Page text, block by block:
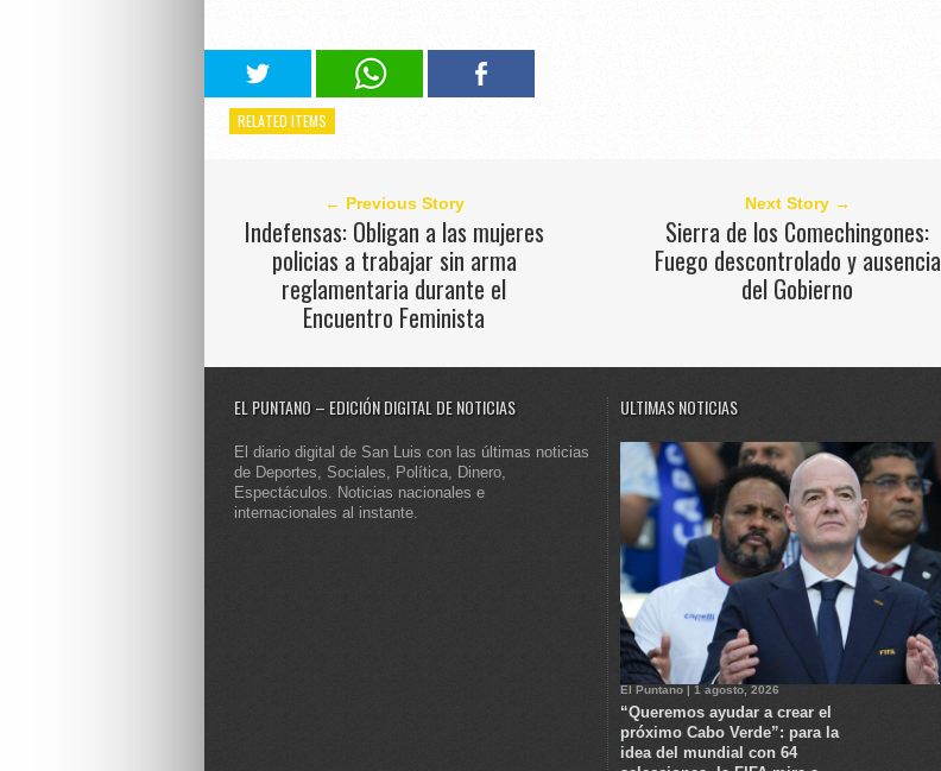
RELATED ITEMS
← Previous Story
Indefensas: Obligan a las mujeres
policias a trabajar sin arma
reglamentaria durante el
Encuentro Feminista
Next Story →
Sierra de los Comechingones:
Fuego descontrolado y ausencia
del Gobierno
EL PUNTANO – EDICIÓN DIGITAL DE NOTICIAS
El diario digital de San Luis con las últimas noticias
de Deportes, Sociales, Política, Dinero,
Espectáculos. Noticias nacionales e
internacionales al instante.
ULTIMAS NOTICIAS
El Puntano | 1 agosto, 2026
“Queremos ayudar a crear el
próximo Cabo Verde”: para la
idea del mundial con 64